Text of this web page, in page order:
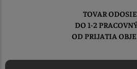
TOVAR
DO 1-2
OD PRIJATIA